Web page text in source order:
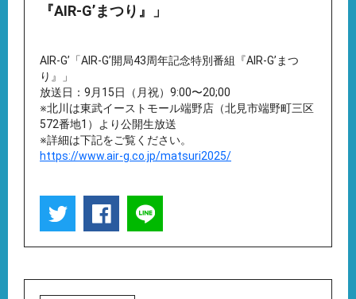
『AIR-G’まつり』」
AIR-G’「AIR-G’開局43周年記念特別番組『AIR-G’まつ
り』」
放送日：9月15日（月祝）9:00〜20;00
※北川は東武イーストモール端野店（北見市端野町三区
572番地1）より公開生放送
※詳細は下記をご覧ください。
https://www.air-g.co.jp/matsuri2025/